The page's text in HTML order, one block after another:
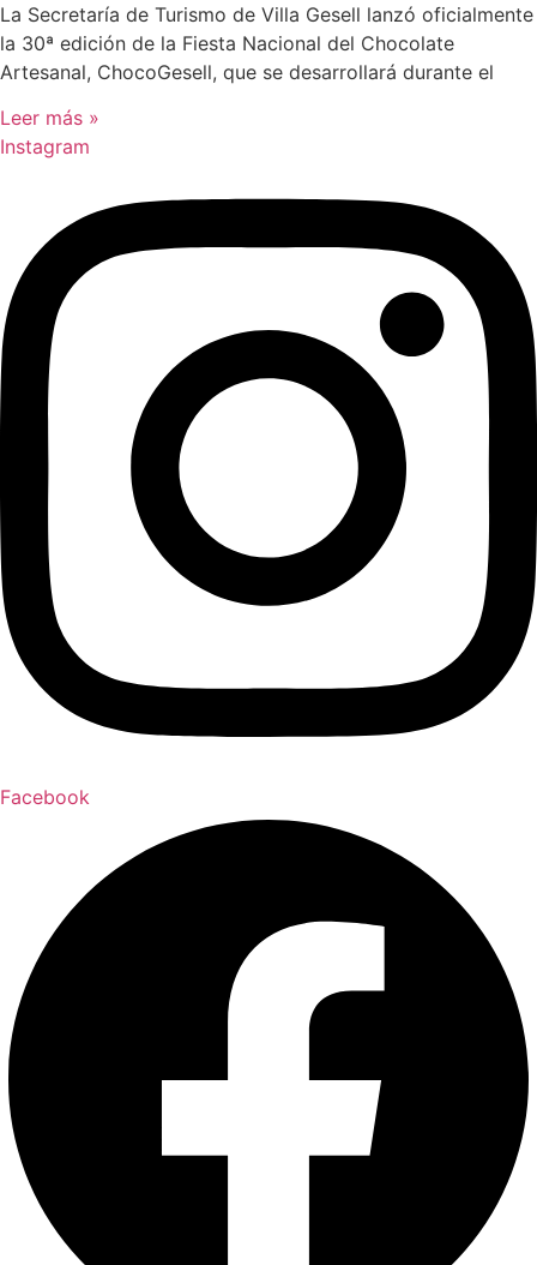
La Secretaría de Turismo de Villa Gesell lanzó oficialmente
la 30ª edición de la Fiesta Nacional del Chocolate
Artesanal, ChocoGesell, que se desarrollará durante el
Leer más »
Instagram
Facebook